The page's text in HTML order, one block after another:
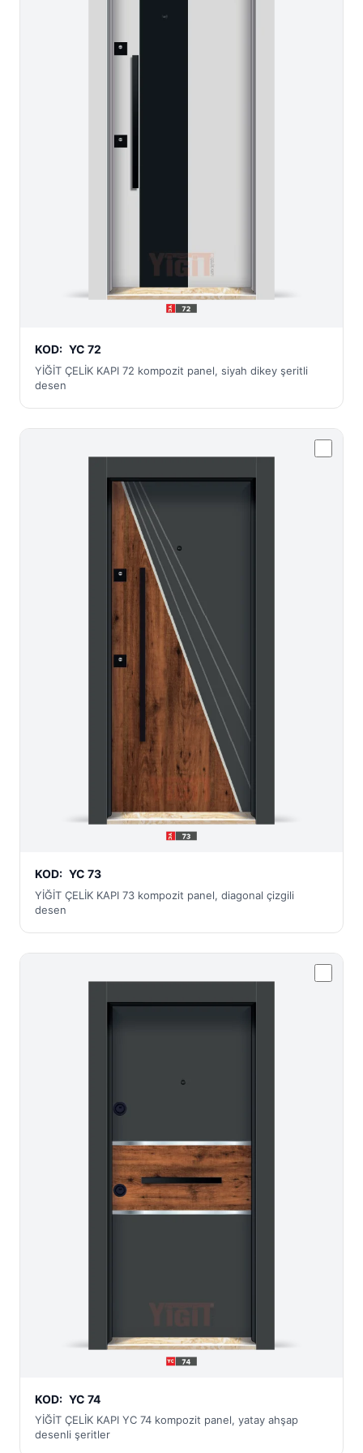
KOD: YC 72
YİĞİT ÇELİK KAPI 72 kompozit panel, siyah dikey şeritli
desen
KOD: YC 73
YİĞİT ÇELİK KAPI 73 kompozit panel, diagonal çizgili
desen
KOD: YC 74
YİĞİT ÇELİK KAPI YC 74 kompozit panel, yatay ahşap
desenli şeritler